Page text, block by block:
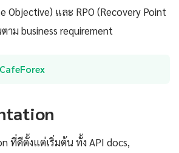
Objective) และ RPO (Recovery Point
าม business requirement
ที่ดีตั้งแต่เริ่มต้น ทั้ง API docs,